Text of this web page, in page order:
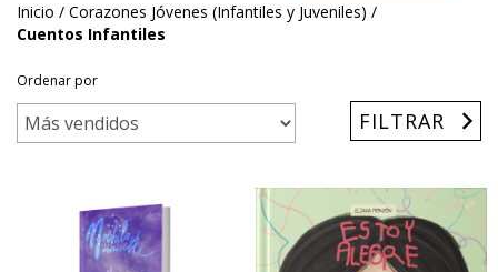
Inicio / Corazones Jóvenes (Infantiles y Juveniles) /
Cuentos Infantiles
Ordenar por
FILTRAR